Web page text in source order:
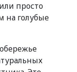
просто
на голубые